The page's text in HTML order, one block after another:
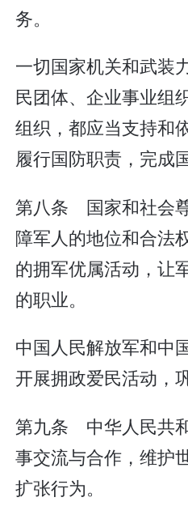
务。
一切国家机关和武装
民团体、企业事业组
组织，都应当支持和
履行国防职责，完成
第八条 国家和社会
障军人的地位和合法
的拥军优属活动，让
的职业。
中国人民解放军和中
开展拥政爱民活动，
第九条 中华人民共
事交流与合作，维护
扩张行为。